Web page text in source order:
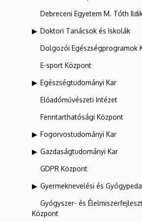
Debreceni Egyetem M. Tóth
Doktori Tanácsok és Iskolák
Dolgozói Egészségprogramok
E-sport Központ
Egészségtudományi Kar
Előadóművészeti Intézet
Fenntarthatósági Központ
Fogorvostudományi Kar
Gazdaságtudományi Kar
GDPR Központ
Gyermeknevelési és
Gyógyszer- és
Központ